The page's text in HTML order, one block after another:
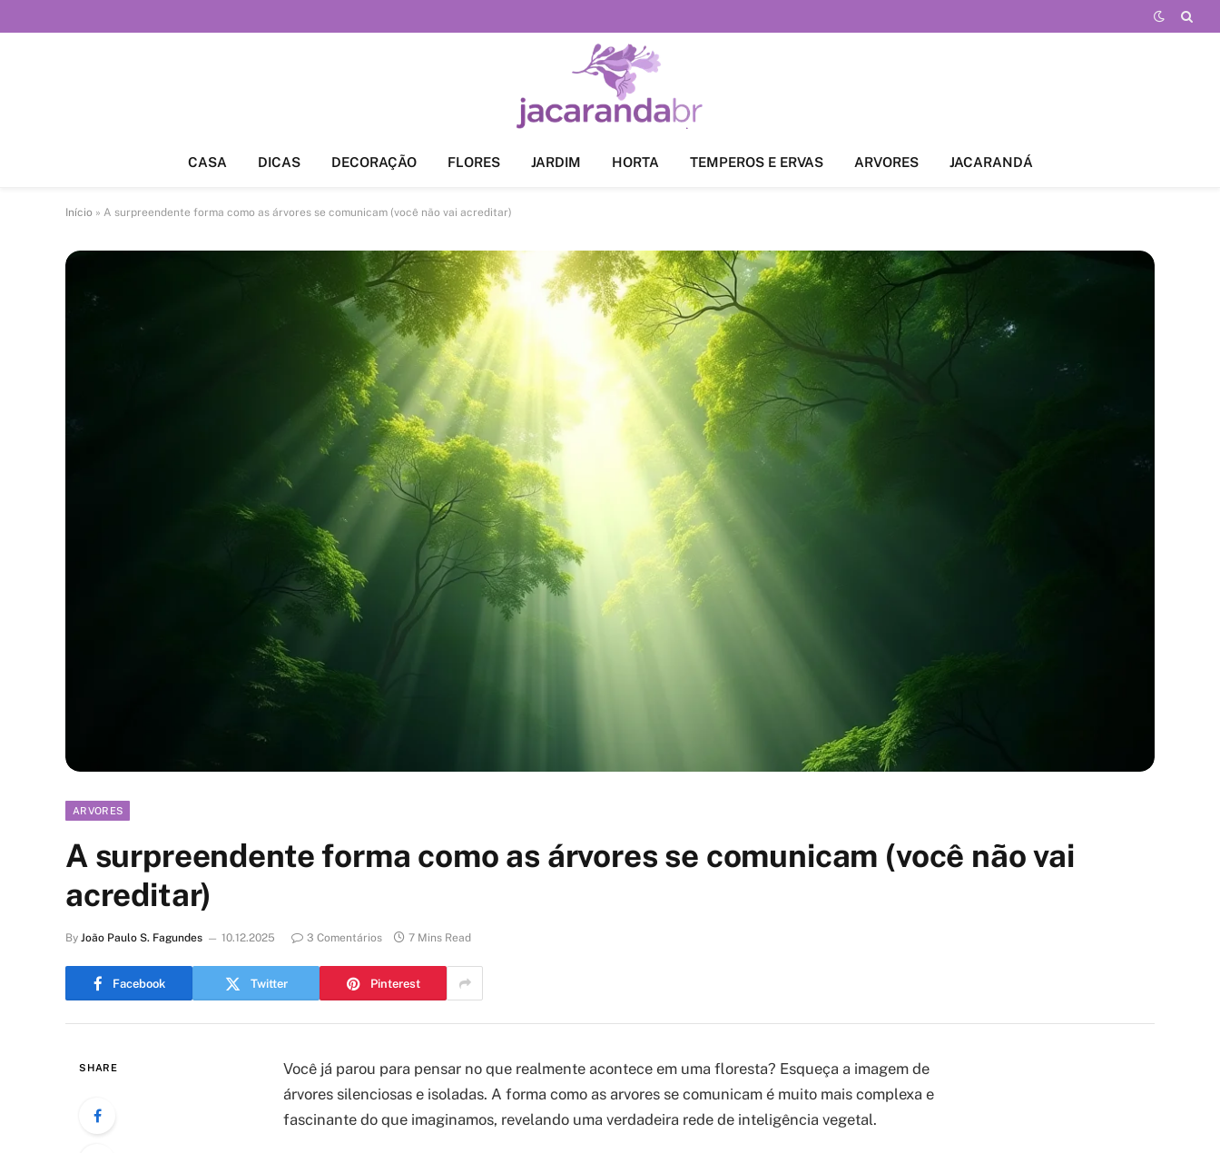
CASA DICAS DECORAÇÃO FLORES JARDIM HORTA TEMPEROS E ERVAS ARVORES JACARANDÁ
Início » A surpreendente forma como as árvores se comunicam (você não vai acreditar)
ARVORES
A surpreendente forma como as árvores se comunicam (você não vai
acreditar)
By João Paulo S. Fagundes 10.12.2025 3 Comentários 7 Mins Read
Facebook Twitter Pinterest
SHARE
Você já parou para pensar no que realmente acontece em uma floresta? Esqueça a imagem de
árvores silenciosas e isoladas. A forma como as arvores se comunicam é muito mais complexa e
fascinante do que imaginamos, revelando uma verdadeira rede de inteligência vegetal.